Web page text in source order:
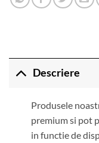
Descriere
Produsele
premium si pot
in functie de